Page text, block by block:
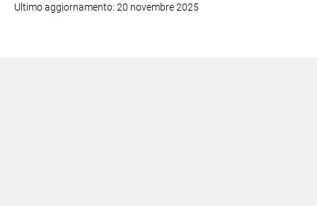
Ultimo aggiornamento: 20 novembre 2025